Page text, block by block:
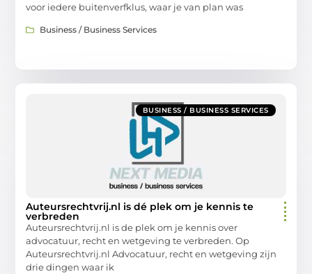
voor iedere buitenverfklus, waar je van plan was
Business / Business Services
BUSINESS / BUSINESS SERVICES
Auteursrechtvrij.nl is dé plek om je kennis te
verbreden
Auteursrechtvrij.nl is de plek om je kennis over
advocatuur, recht en wetgeving te verbreden. Op
Auteursrechtvrij.nl Advocatuur, recht en wetgeving zijn
drie dingen waar ik